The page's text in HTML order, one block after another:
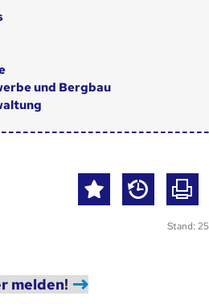
und Bergbau
Stand:
melden!